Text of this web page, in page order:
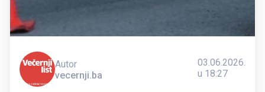
Autor
vecernji.ba
03.06.2026.
u 18:27